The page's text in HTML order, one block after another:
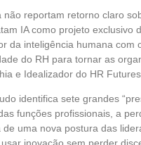
reportam retorno claro
IA como projeto exclusivo
da inteligência humana com
do RH para tornar as
e Idealizador do HR
identifica sete grandes
funções profissionais, a
uma nova postura das